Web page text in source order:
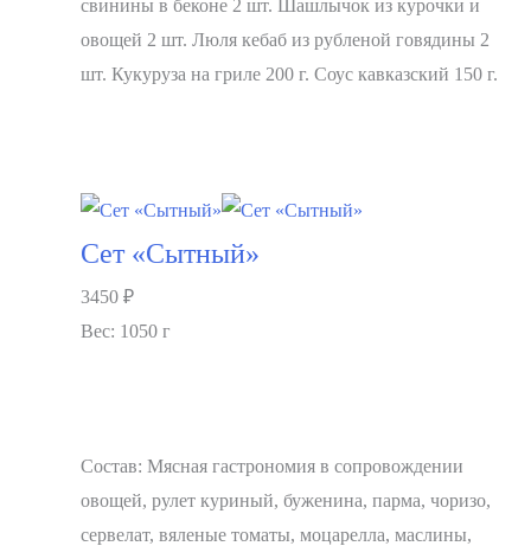
свинины в беконе 2 шт. Шашлычок из курочки и
овощей 2 шт. Люля кебаб из рубленой говядины 2
шт. Кукуруза на гриле 200 г. Соус кавказский 150 г.
Сет «Сытный»
3450 ₽
Вес: 1050 г
Состав: Мясная гастрономия в сопровождении
овощей, рулет куриный, буженина, парма, чоризо,
сервелат, вяленые томаты, моцарелла, маслины,